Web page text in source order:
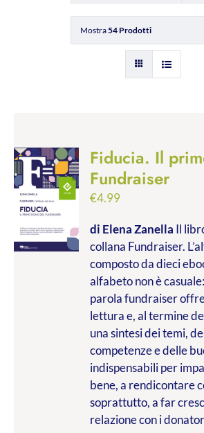
Mostra54 Prodotti
Fiducia. Il
Fundraiser
€4.99
di Elena Zanella Il
collana Fundraiser.
composto da dieci
alfabeto non è
parola fundraiser
lettura e, al termine
una sintesi dei temi,
competenze e delle
indispensabili per
bene, a rendicontare
soprattutto, a far
relazione con i